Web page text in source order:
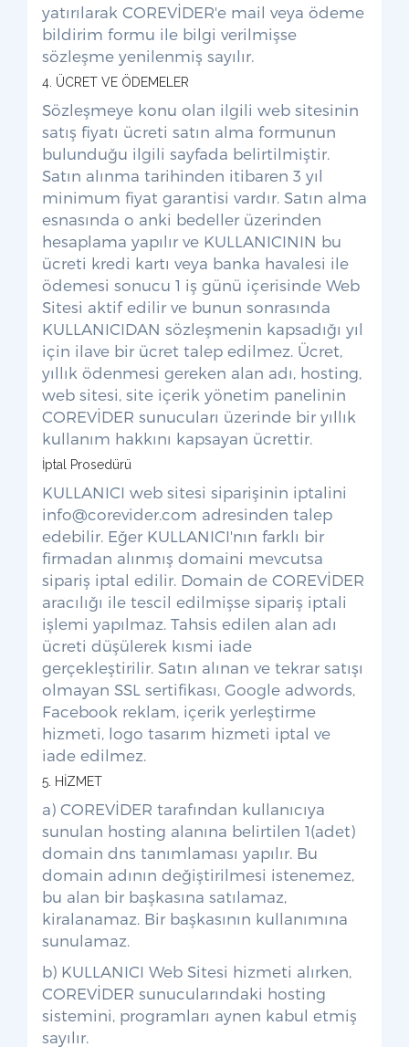
yatırılarak COREVİDER'e mail veya ödeme
bildirim formu ile bilgi verilmişse
sözleşme yenilenmiş sayılır.
4. ÜCRET VE ÖDEMELER
Sözleşmeye konu olan ilgili web sitesinin
satış fiyatı ücreti satın alma formunun
bulunduğu ilgili sayfada belirtilmiştir.
Satın alınma tarihinden itibaren 3 yıl
minimum fiyat garantisi vardır. Satın alma
esnasında o anki bedeller üzerinden
hesaplama yapılır ve KULLANICININ bu
ücreti kredi kartı veya banka havalesi ile
ödemesi sonucu 1 iş günü içerisinde Web
Sitesi aktif edilir ve bunun sonrasında
KULLANICIDAN sözleşmenin kapsadığı yıl
için ilave bir ücret talep edilmez. Ücret,
yıllık ödenmesi gereken alan adı, hosting,
web sitesi, site içerik yönetim panelinin
COREVİDER sunucuları üzerinde bir yıllık
kullanım hakkını kapsayan ücrettir.
İptal Prosedürü
KULLANICI web sitesi siparişinin iptalini
info@corevider.com adresinden talep
edebilir. Eğer KULLANICI'nın farklı bir
firmadan alınmış domaini mevcutsa
sipariş iptal edilir. Domain de COREVİDER
aracılığı ile tescil edilmişse sipariş iptali
işlemi yapılmaz. Tahsis edilen alan adı
ücreti düşülerek kısmi iade
gerçekleştirilir. Satın alınan ve tekrar satışı
olmayan SSL sertifikası, Google adwords,
Facebook reklam, içerik yerleştirme
hizmeti, logo tasarım hizmeti iptal ve
iade edilmez.
5. HİZMET
a) COREVİDER tarafından kullanıcıya
sunulan hosting alanına belirtilen 1(adet)
domain dns tanımlaması yapılır. Bu
domain adının değiştirilmesi istenemez,
bu alan bir başkasına satılamaz,
kiralanamaz. Bir başkasının kullanımına
sunulamaz.
b) KULLANICI Web Sitesi hizmeti alırken,
COREVİDER sunucularındaki hosting
sistemini, programları aynen kabul etmiş
sayılır.